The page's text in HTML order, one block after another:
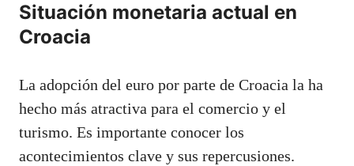
Situación monetaria actual en
Croacia
La adopción del euro por parte de Croacia la ha
hecho más atractiva para el comercio y el
turismo. Es importante conocer los
acontecimientos clave y sus repercusiones.